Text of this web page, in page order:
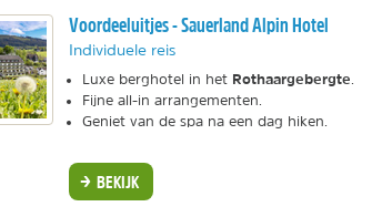
Voordeeluitjes - Sauerland Alpin Hotel
Individuele reis
Luxe berghotel in het Rothaargebergte
Fijne all-in arrangementen.
Geniet van de spa na een dag hiken.
BEKIJK